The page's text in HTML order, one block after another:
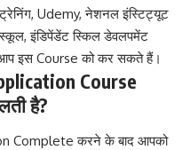
Udemy, नेशनल इंस्टिट्यूट
इंडिपेंडेंट स्किल डेवलपमेंट
आप इस Course को कर सकते हैं।
Course
है?
Complete करने के बाद आपको